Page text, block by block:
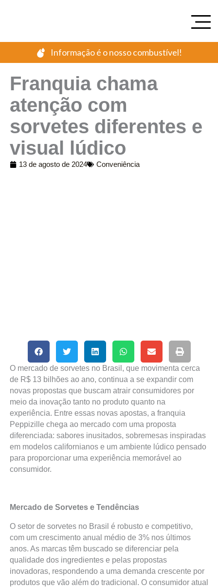
Informação é o nosso combustível!
Franquia chama
atenção com
sorvetes diferentes e
visual lúdico
13 de agosto de 2024 Conveniência
O mercado de sorvetes no Brasil, que movimenta cerca
de R$ 13 bilhões ao ano, continua a se expandir com
novas propostas que buscam atrair consumidores por
meio da inovação tanto no produto quanto na
experiência. Entre essas novas apostas, a franquia
Peppizille chega ao mercado com uma proposta
diferenciada: sabores inusitados, sobremesas inspiradas
em modelos californianos e um ambiente lúdico pensado
para proporcionar uma experiência memorável ao
consumidor.
Mercado de Sorvetes e Tendências
O setor de sorvetes no Brasil é robusto e competitivo,
com um crescimento anual médio de 3% nos últimos
anos. As marcas têm buscado se diferenciar pela
qualidade dos ingredientes e pelas propostas
inovadoras, respondendo a uma demanda crescente por
produtos que vão além do tradicional. O consumidor atual